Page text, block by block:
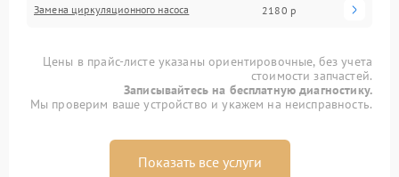
Замена циркуляционного насоса 2180 р
Цены в прайс-листе указаны ориентировочные, без учета
стоимости запчастей.
Записывайтесь на бесплатную диагностику.
Мы проверим ваше устройство и укажем на неисправность.
Показать все услуги